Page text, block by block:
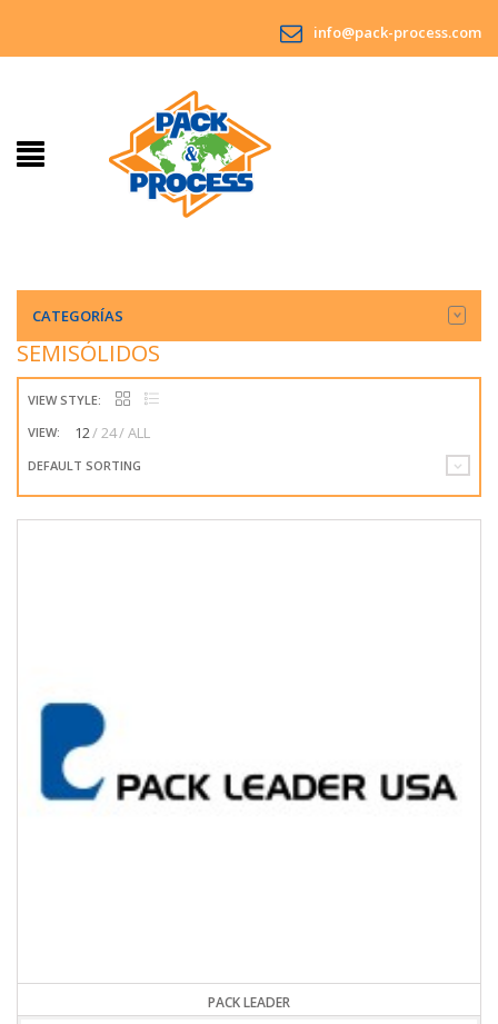
info@pack-process.com
CATEGORÍAS
SEMISÓLIDOS
VIEW STYLE:
VIEW:
12 24 ALL
DEFAULT SORTING
PACK LEADER